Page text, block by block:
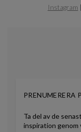
Instagram |
PRENUMERERA
Ta del av de
inspiration genom